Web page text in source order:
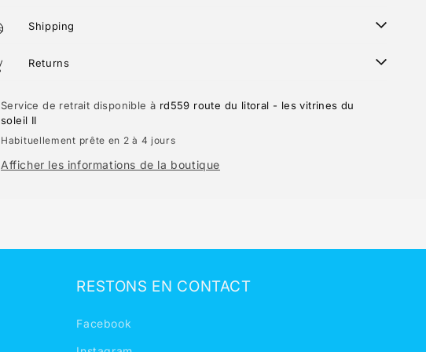
Shipping
Returns
Service de retrait disponible à rd559 route du litoral - les vitrines du
soleil II
Habituellement prête en 2 à 4 jours
Afficher les informations de la boutique
RESTONS EN CONTACT
Facebook